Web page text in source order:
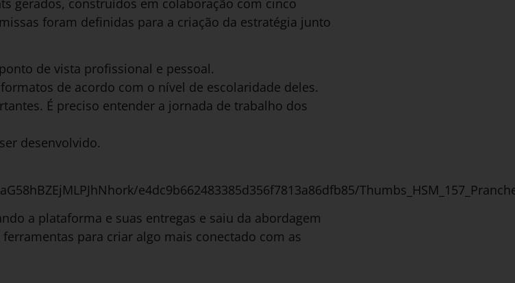
foram definidas para a criação da estratégia junto
de vista profissional e pessoal.
de acordo com o nível de escolaridade deles.
É preciso entender a jornada de trabalho dos
desenvolvido.
e4dc9b662483385d356f7813a86dfb85/
a plataforma e suas entregas e saiu da abordagem
para criar algo mais conectado com as